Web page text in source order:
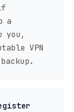
a
you,
VPN